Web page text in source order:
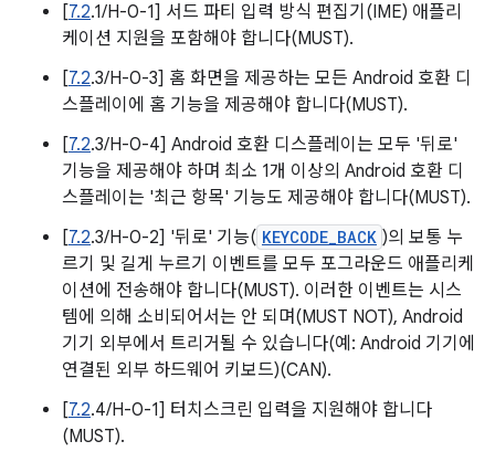
[7.2.1/H-0-1] 서드 파티 입력 방식 편집기(IME) 애플리
케이션 지원을 포함해야 합니다(MUST).
[7.2.3/H-0-3] 홈 화면을 제공하는 모든 Android 호환 디
스플레이에 홈 기능을 제공해야 합니다(MUST).
[7.2.3/H-0-4] Android 호환 디스플레이는 모두 '뒤로'
기능을 제공해야 하며 최소 1개 이상의 Android 호환 디
스플레이는 '최근 항목' 기능도 제공해야 합니다(MUST).
[7.2.3/H-0-2] '뒤로' 기능( KEYCODE_BACK )의 보통 누
르기 및 길게 누르기 이벤트를 모두 포그라운드 애플리케
이션에 전송해야 합니다(MUST). 이러한 이벤트는 시스
템에 의해 소비되어서는 안 되며(MUST NOT), Android
기기 외부에서 트리거될 수 있습니다(예: Android 기기에
연결된 외부 하드웨어 키보드)(CAN).
[7.2.4/H-0-1] 터치스크린 입력을 지원해야 합니다
(MUST).